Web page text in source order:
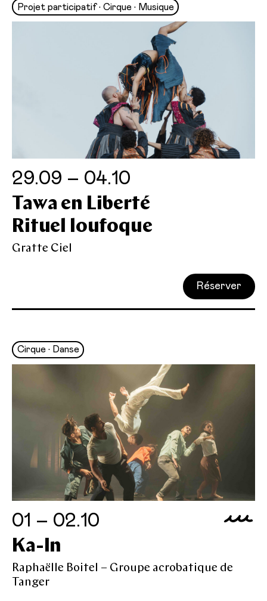
Projet participatif • Cirque • Musique
29.09 – 04.10
Tawa en Liberté
Rituel loufoque
Gratte Ciel
Réserver
Cirque • Danse
01 – 02.10
Ka-In
Raphaëlle Boitel – Groupe acrobatique de
Tanger